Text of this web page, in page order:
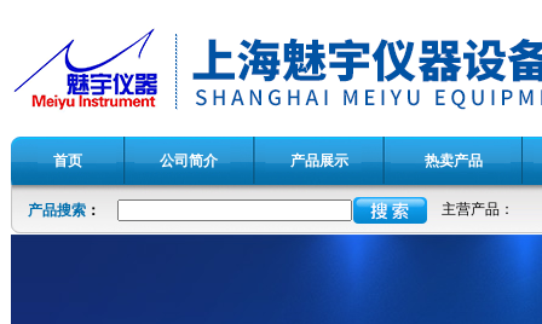
首页 公司简介 产品展示 热卖产品
产品搜索 ： 主营产品：